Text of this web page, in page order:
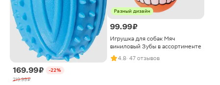
169.99 ₽
-22%
219.99 ₽
Разный дизайн
99.99 ₽
Игрушка для собак Мяч
виниловый Зубы в ассортименте
4.8· 47 отзывов